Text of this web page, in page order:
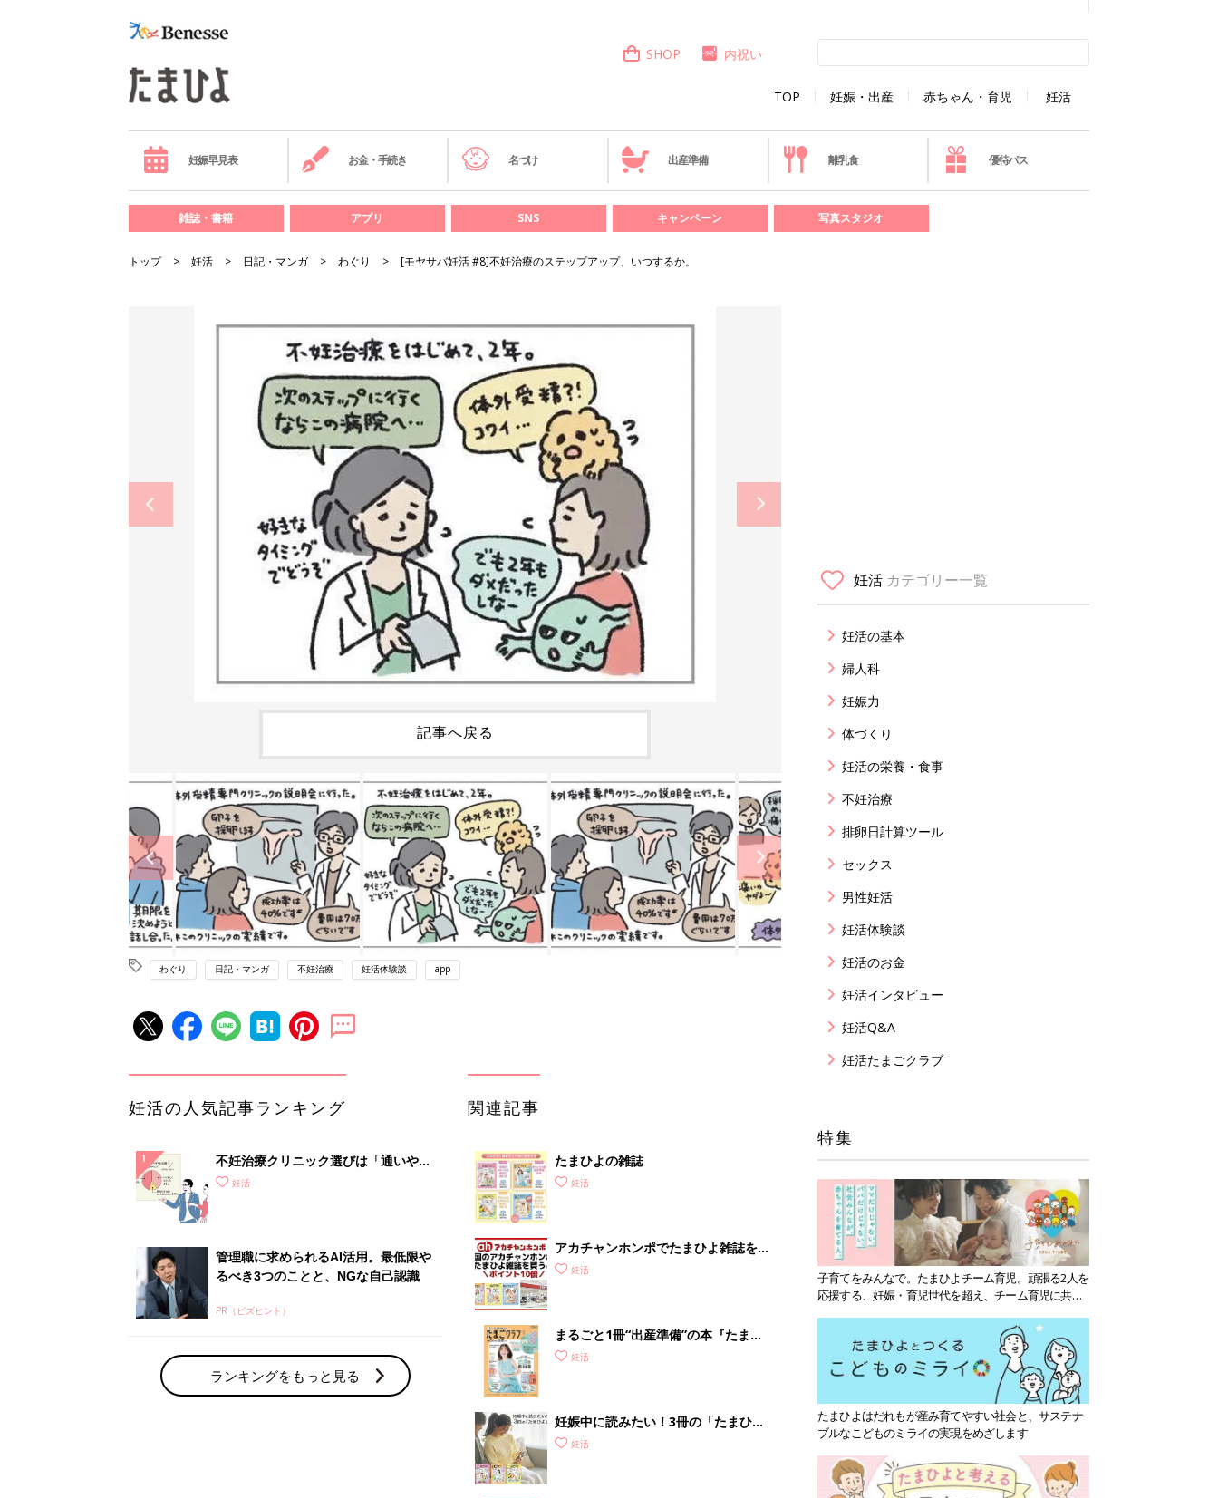
TOP 妊娠・出産 赤ちゃん・育児 妊活
SHOP 内祝い
妊娠早見表 お金・手続き 名づけ 出産準備 離乳食 優待パス
雑誌・書籍 アプリ SNS キャンペーン 写真スタジオ
トップ 妊活 日記・マンガ わぐり [モヤサバ妊活 #8]不妊治療のステップアップ、いつするか。
記事へ戻る
わぐり 日記・マンガ 不妊治療 妊活体験談 app
妊活の人気記事ランキング
不妊治療クリニック選びは「通いやす
さ」が大切！選び方、重要3カ条っ
妊活
管理職に求められるAI活用。最低限や
るべき3つのことと、NGな自己認識
PR（ビズヒント）
ランキングをもっと見る
関連記事
たまひよの雑誌
妊活
アカチャンホンポでたまひよ雑誌を買
うとポイント10倍【期間限定】
妊活
まるごと1冊“出産準備”の本『たまご
クラブ 夏号』〈スペシャル大特集〉
妊活
妊娠中に読みたい！3冊の「たまひ
よ」妊活
妊活 カテゴリー一覧
妊活の基本
婦人科
妊娠力
体づくり
妊活の栄養・食事
不妊治療
排卵日計算ツール
セックス
男性妊活
妊活体験談
妊活のお金
妊活インタビュー
妊活Q&A
妊活たまごクラブ
特集
子育てをみんなで。たまひよチーム育児。頑張る2人を
応援する、妊娠・育児世代を超え、チーム育児に共感
たまひよはだれもが産み育てやすい社会と、サステナ
ブルなこどものミライの実現をめざします